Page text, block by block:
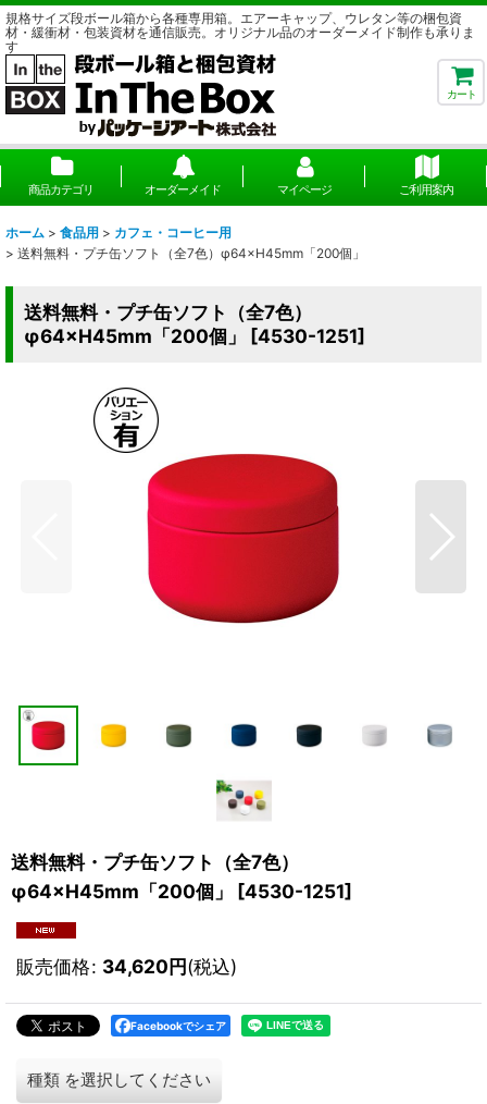
規格サイズ段ボール箱から各種専用箱。エアーキャップ、ウレタン等の梱包資
材・緩衝材・包装資材を通信販売。オリジナル品のオーダーメイド制作も承りま
す
カート
商品カテゴリ オーダーメイド マイページ ご利用案内
ホーム > 食品用 > カフェ・コーヒー用
> 送料無料・プチ缶ソフト（全7色）φ64×H45mm「200個」
送料無料・プチ缶ソフト（全7色）
φ64×H45mm「200個」
[4530-1251]
送料無料・プチ缶ソフト（全7色）
φ64×H45mm「200個」
[4530-1251]
販売価格: 34,620円(税込)
Facebookでシェア
種類 を選択してください